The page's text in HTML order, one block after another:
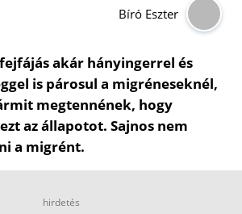
Bíró Eszter
akár hányingerrel és
is párosul a migréneseknél,
megtennének, hogy
az állapotot. Sajnos nem
a migrént.
hirdetés